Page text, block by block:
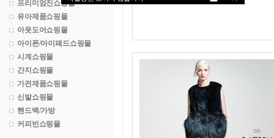
프리미엄진쇼핑몰
유아제품쇼핑몰
아웃도어쇼핑몰
아이폰/아이패드쇼핑몰
시계쇼핑몰
간지쇼핑몰
가전제품쇼핑몰
신발쇼핑몰
핸드백/가방
커피빈쇼핑몰